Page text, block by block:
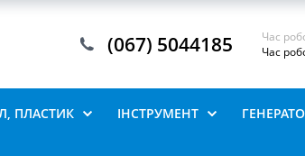
(067) 5044185
Час
Час
ПЛАСТИК ІНСТРУМЕНТ